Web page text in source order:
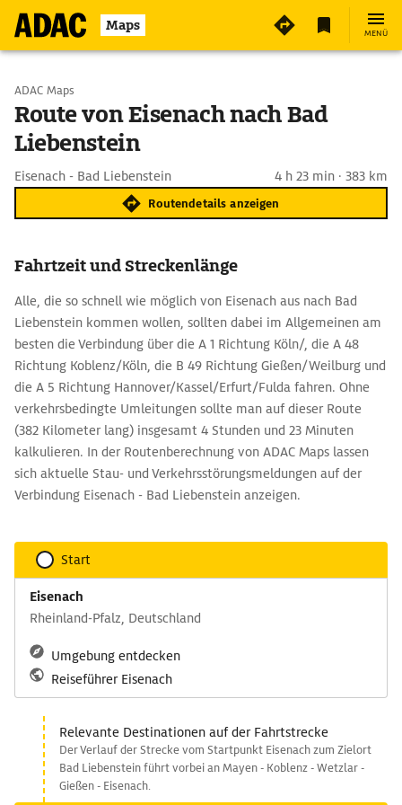
Maps MENÜ
Start wählen
Ziel eingeben
ADAC Maps
Route von Eisenach nach Bad
Liebenstein
Eisenach - Bad Liebenstein 4 h 23 min · 383 km
Routendetails anzeigen
Fahrtzeit und Streckenlänge
Alle, die so schnell wie möglich von Eisenach aus nach Bad
Liebenstein kommen wollen, sollten dabei im Allgemeinen am
besten die Verbindung über die A 1 Richtung Köln/, die A 48
Richtung Koblenz/Köln, die B 49 Richtung Gießen/Weilburg und
die A 5 Richtung Hannover/Kassel/Erfurt/Fulda fahren. Ohne
verkehrsbedingte Umleitungen sollte man auf dieser Route
(382 Kilometer lang) insgesamt 4 Stunden und 23 Minuten
kalkulieren. In der Routenberechnung von ADAC Maps lassen
sich aktuelle Stau- und Verkehrsstörungsmeldungen auf der
Verbindung Eisenach - Bad Liebenstein anzeigen.
Start
Eisenach
Rheinland-Pfalz, Deutschland
Umgebung entdecken
Reiseführer Eisenach
Relevante Destinationen auf der Fahrtstrecke
Der Verlauf der Strecke vom Startpunkt Eisenach zum Zielort
Bad Liebenstein führt vorbei an Mayen - Koblenz - Wetzlar -
Gießen - Eisenach.